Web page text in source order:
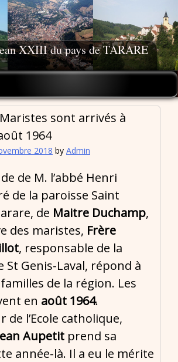
XXIII du pays de TARARE
sont arrivés à
1964
2018 by Admin
de M. l’abbé Henri
de la paroisse Saint
de Maitre Duchamp,
des maristes, Frère
, responsable de la
St Genis-Laval, répond à
familles de la région. Les
en août 1964.
de l’Ecole catholique,
Aupetit prend sa
année-là. Il a eu le mérite